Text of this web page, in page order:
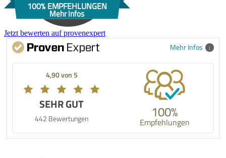
100% EMPFEHLUNGEN
Mehr Infos
Jetzt bewerten auf provenexpert
Mehr Infos
4,90 von 5
SEHR GUT
442 Bewertungen 100%
Empfehlungen